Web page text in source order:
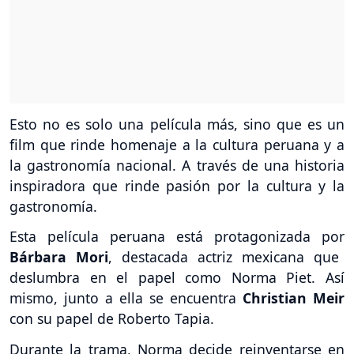
Esto no es solo una película más, sino que es un
film que rinde homenaje a la cultura peruana y a
la gastronomía nacional. A través de una historia
inspiradora que rinde pasión por la cultura y la
gastronomía.
Esta película peruana está protagonizada por
Bárbara Mori, destacada actriz mexicana que
deslumbra en el papel como Norma Piet. Así
mismo, junto a ella se encuentra Christian Meir
con su papel de Roberto Tapia.
Durante la trama, Norma decide reinventarse en